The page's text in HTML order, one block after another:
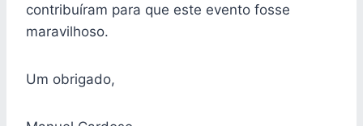
contribuíram para que este evento fosse
maravilhoso.
Um obrigado,